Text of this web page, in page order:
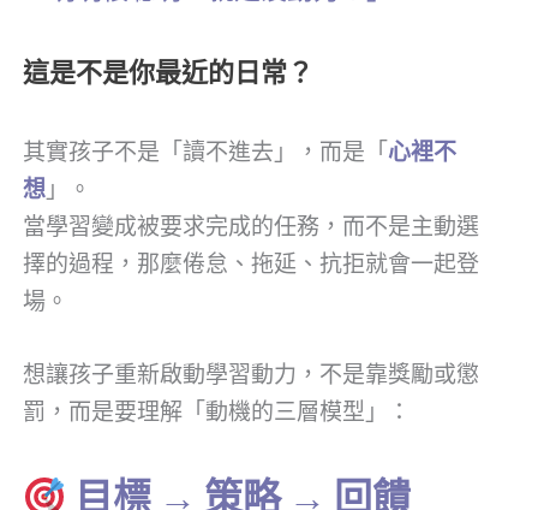
這是不是你最近的日常？
其實孩子不是「讀不進去」，而是「心裡不
想 」。
當學習變成被要求完成的任務，而不是主動選
擇的過程，那麼倦怠、拖延、抗拒就會一起登
場。
想讓孩子重新啟動學習動力，不是靠獎勵或懲
罰，而是要理解「動機的三層模型」：
目標 → 策略 → 回饋